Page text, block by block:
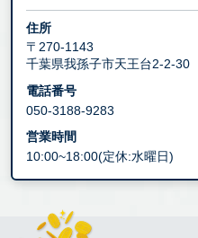
住所
〒270-1143
千葉県我孫子市天王台2-2-30
電話番号
050-3188-9283
営業時間
10:00~18:00(定休:水曜日)